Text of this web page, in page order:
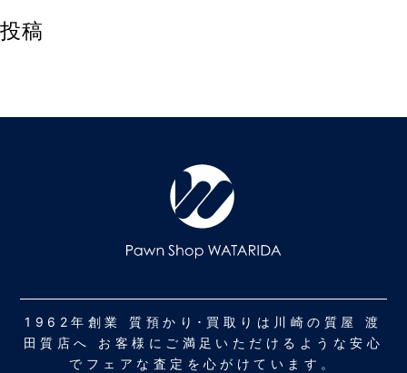
投稿
1962年創業 質預かり･買取りは川崎の質屋 渡
田質店へ お客様にご満足いただけるような安心
でフェアな査定を心がけています。